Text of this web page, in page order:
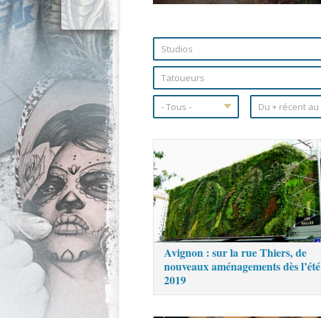
Avignon : sur la rue Thiers, de
nouveaux aménagements dès l’été
2019
Pages